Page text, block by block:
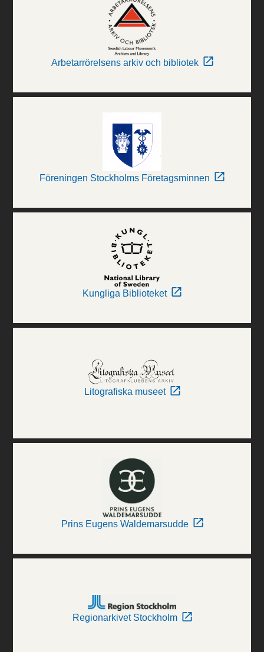
Arbetarrörelsens arkiv och bibliotek
Föreningen Stockholms Företagsminnen
Kungliga Biblioteket
Litografiska museet
Prins Eugens Waldemarsudde
Regionarkivet Stockholm